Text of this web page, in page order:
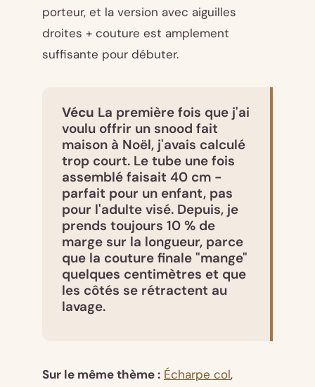
porteur, et la version avec aiguilles
droites + couture est amplement
suffisante pour débuter.
Vécu La première fois que j'ai
voulu offrir un snood fait
maison à Noël, j'avais calculé
trop court. Le tube une fois
assemblé faisait 40 cm -
parfait pour un enfant, pas
pour l'adulte visé. Depuis, je
prends toujours 10 % de
marge sur la longueur, parce
que la couture finale "mange"
quelques centimètres et que
les côtés se rétractent au
lavage.
Sur le même thème : Écharpe col,